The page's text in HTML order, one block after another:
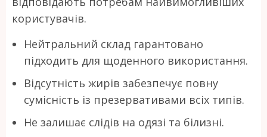
користувачів.
Нейтральний склад гарантовано
підходить для щоденного використання.
Відсутність жирів забезпечує повну
сумісність із презервативами всіх типів.
Не залишає слідів на одязі та білизні.